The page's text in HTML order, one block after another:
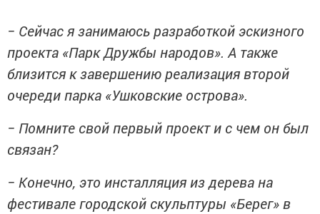
− Сейчас я занимаюсь разработкой эскизного
проекта «Парк Дружбы народов». А также
близится к завершению реализация второй
очереди парка «Ушковские острова».
− Помните свой первый проект и с чем он был
связан?
− Конечно, это инсталляция из дерева на
фестивале городской скульптуры «Берег» в